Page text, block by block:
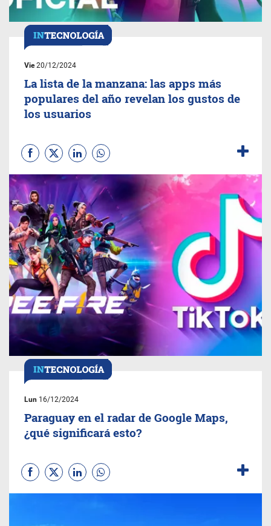
Vie20/12/2024
La lista de la manzana: las apps más
populares del año revelan los gustos de
los usuarios
Lun 16/12/2024
Paraguay en el radar de Google Maps,
¿qué significará esto?